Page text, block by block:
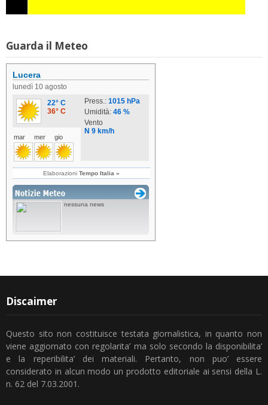
Guarda il Meteo
Discaimer
Questo sito non costituisce testata giornalistica, in quanto non
viene aggiornato con regolarita’ ma solo secondo la disponibilita’
e la reperibilita’ dei materiali. Pertanto, non puo’ essere
considerato in alcun modo un prodotto editoriale ai sensi della L.
n. 62 del 7.03.2001.